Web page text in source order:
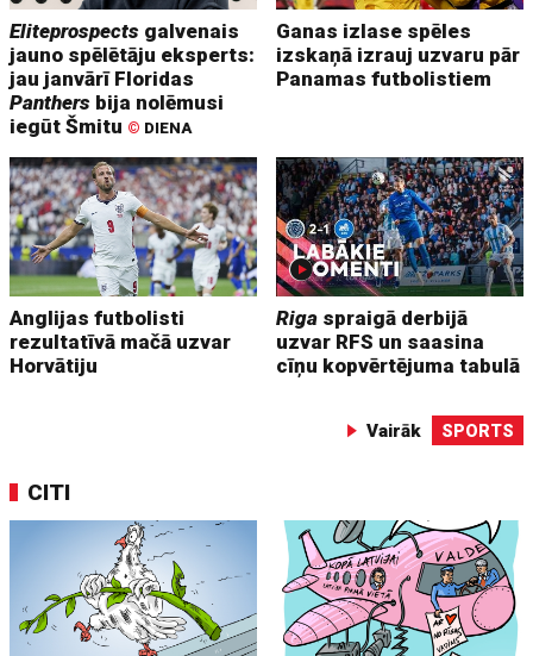
Eliteprospects galvenais
jauno spēlētāju eksperts:
jau janvārī Floridas
Panthers bija nolēmusi
iegūt Šmitu © DIENA
Ganas izlase spēles
izskaņā izrauj uzvaru pār
Panamas futbolistiem
Anglijas futbolisti
rezultatīvā mačā uzvar
Horvātiju
Riga spraigā derbijā
uzvar RFS un saasina
cīņu kopvērtējuma tabulā
Vairāk SPORTS
CITI